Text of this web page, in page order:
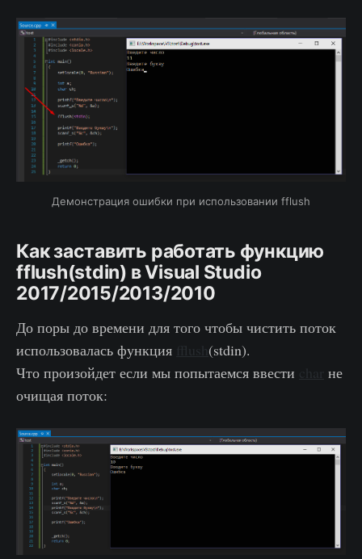
Демонстрация ошибки при использовании fflush
Как заставить работать функцию
fflush(stdin) в Visual Studio
2017/2015/2013/2010
До поры до времени для того чтобы чистить поток
использовалась функция
(stdin).
Что произойдет если мы попытаемся ввести
не
очищая поток: